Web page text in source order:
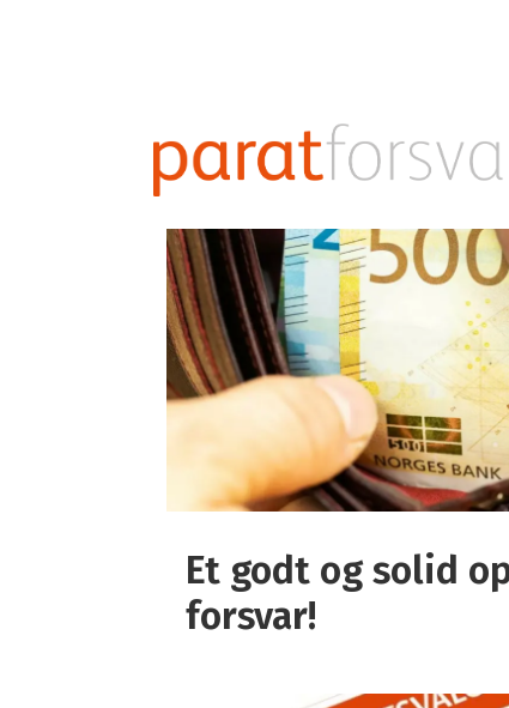
Om Parat forsvar
Ledelse
Forbundsstyret
Vedtekter
Strategisk plan
Kontakt oss
Hva får du som medlem?
Hva koster det?
Medlemsfordeler i Parat
Medlemsfordeler i Parat
Medlemsfordeler i YS
Forsikringer
For veteraner
Bli medlem
Utmeldingsskjema
forsvaret
Et godt og solid
forsvar!